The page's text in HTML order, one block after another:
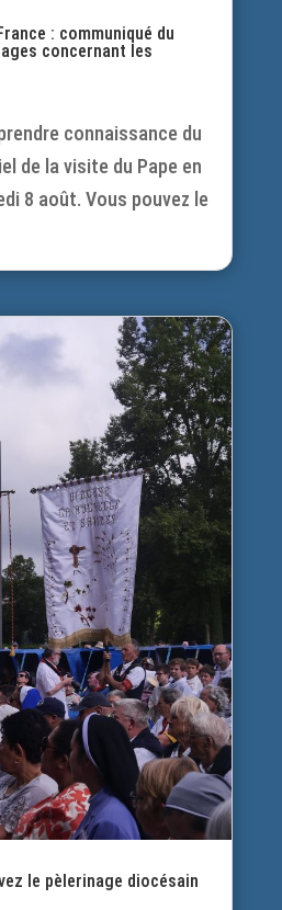
: communiqué du
concernant les
connaissance du
de la visite du Pape en
8 août. Vous pouvez le
le pèlerinage diocésain